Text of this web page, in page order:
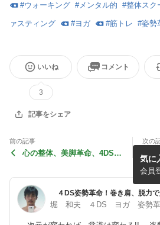
#ウォーキング #メンタル的 #整体スク
ァスティング #ヨガ #筋トレ #姿勢
いいね
3
コメント
記事をシェア
前の記事
心の整体、美脚革命、4DSヨ
次の
不幸
は？
堀 和夫 ４DS ヨガ 姿勢革
気に
会員